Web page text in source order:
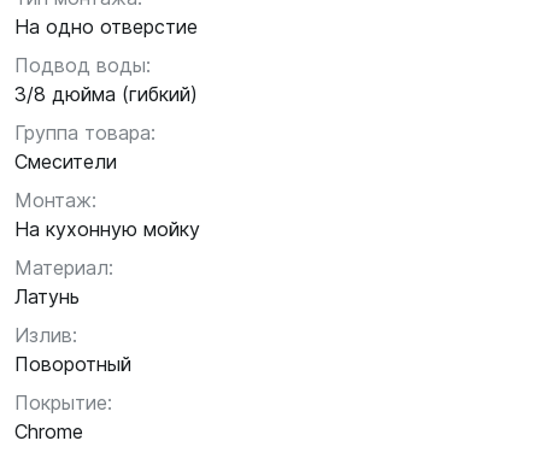
На одно отверстие
Подвод воды:
3/8 дюйма (гибкий)
Группа товара:
Смесители
Монтаж:
На кухонную мойку
Материал:
Латунь
Излив:
Поворотный
Покрытие:
Chrome